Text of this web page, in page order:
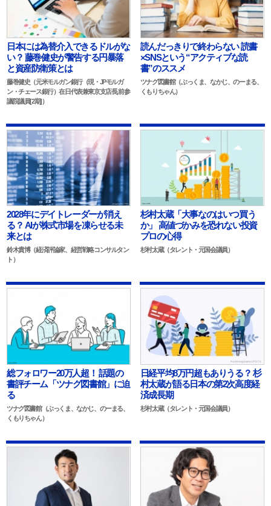
日本には為替介入できるドルがな
い？ 藤巻健史が警告する円暴落
と資産防衛策とは
藤巻健史（元米モルガン銀行（現・JPモルガ
ン・チェース銀行）在日代表兼東京支店長,前参
議院議員[2期]）
読んだっきりで終わらない 読書
×SNSという“アクティブな読
書”のススメ
ツナグ図書館（ぶっくま、なかじ、のーまる、
くもりちゃん）
2028年にデイトレーダーが消え
る？ AIが株式市場を凍らせる未
来とは
鈴木貴博（経済評論家、経営戦略コンサルタン
ト）
杉村太蔵「大事なのはいつ買う
か」 高値づかみを恐れない投資
プロの心得
杉村太蔵（タレント・元国会議員）
総フォロワー20万人超！ 話題の
書評チーム「ツナグ図書館」に迫
る
ツナグ図書館（ぶっくま、なかじ、のーまる、
くもりちゃん）
日経平均8万円超もありうる？ 杉
村太蔵が語る日本の第2次高度経
済成長期
杉村太蔵（タレント・元国会議員）